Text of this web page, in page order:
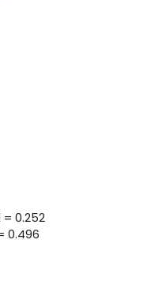
= 0.252
0.496